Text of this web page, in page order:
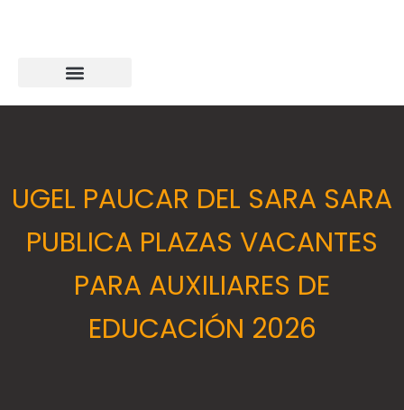
UGEL PAUCAR DEL SARA SARA
PUBLICA PLAZAS VACANTES
PARA AUXILIARES DE
EDUCACIÓN 2026